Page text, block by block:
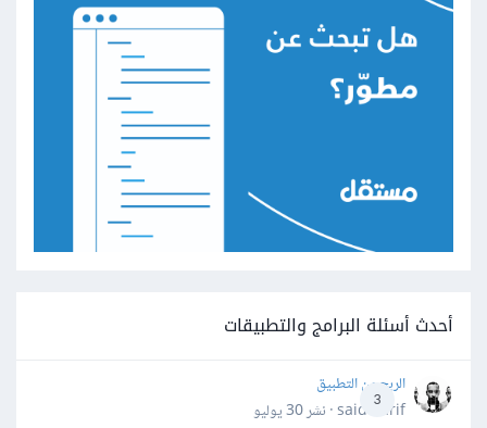
أحدث أسئلة البرامج والتطبيقات
3
الربح من التطبيق
said darif · نشر
30 يوليو